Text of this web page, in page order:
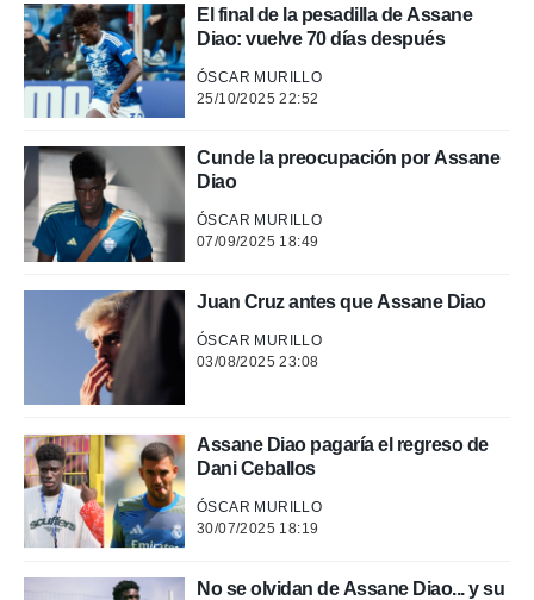
el sitio
se
para
aunque
no
Puedes
acceder a
únicos
similares
El final de la pesadilla de Assane
Diao: vuelve 70 días después
ÓSCAR MURILLO
25/10/2025 22:52
Cunde la preocupación por Assane
Diao
ÓSCAR MURILLO
07/09/2025 18:49
Juan Cruz antes que Assane Diao
ÓSCAR MURILLO
03/08/2025 23:08
Assane Diao pagaría el regreso de
Dani Ceballos
ÓSCAR MURILLO
30/07/2025 18:19
No se olvidan de Assane Diao... y su